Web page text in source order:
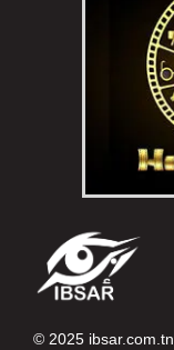
© 2025 ibsar.com.tn